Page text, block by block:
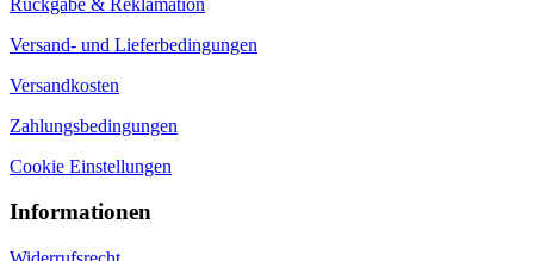
Versandkosten
Zahlungsbedingungen
Cookie Einstellungen